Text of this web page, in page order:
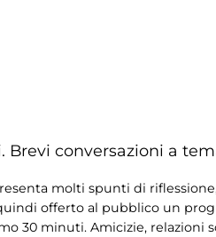
conversazioni a
molti spunti di
offerto al pubblico un
30 minuti. Amicizie,